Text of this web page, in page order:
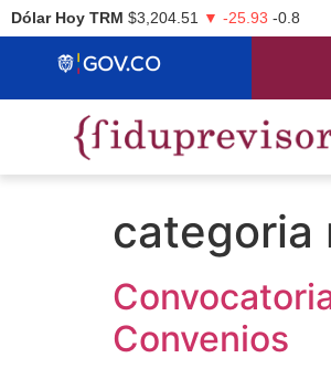
Dólar Hoy TRM $3,204.51 ▼ -25.93 -0.8
categoria
Convenios